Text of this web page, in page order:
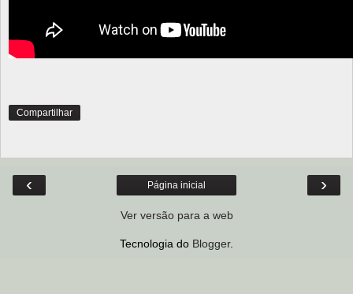
Compartilhar
‹ ›
Página inicial
Ver versão para a web
Tecnologia do Blogger.